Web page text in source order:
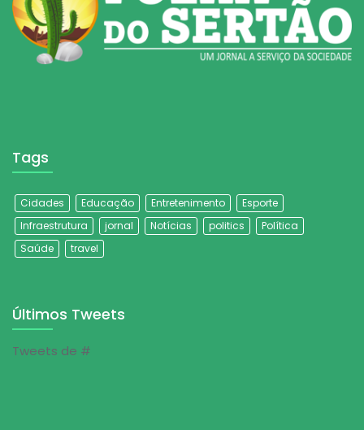
Tags
Cidades Educação Entretenimento
Esporte
Infraestrutura
jornal Notícias politics
Política
Saúde
travel
Últimos Tweets
Tweets de #